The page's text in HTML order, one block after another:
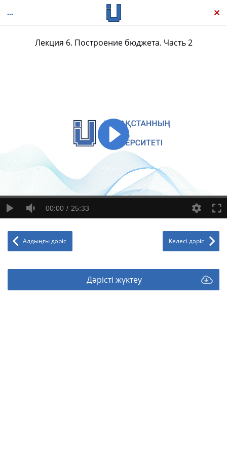
Лекция 6. Построение бюджета. Часть 2
00:00 25:33
Алдыңғы дәріс Келесі дәріс
Дәрісті жүктеу